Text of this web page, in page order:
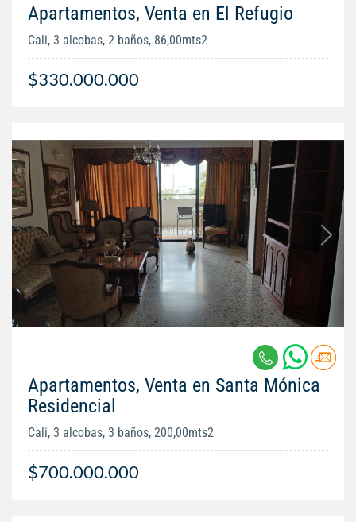
Apartamentos, Venta en El Refugio
Cali, 3 alcobas, 2 baños, 86,00mts2
$330.000.000
Apartamentos, Venta en Santa Mónica
Residencial
Cali, 3 alcobas, 3 baños, 200,00mts2
$700.000.000